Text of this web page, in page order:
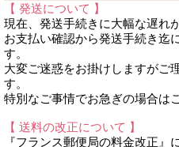
【 発送について 】
現在、発送手続きに大幅な遅れ
お支払い確認から発送手続き迄
す。
大変ご迷惑をお掛けしますがご
す。
特別なご事情でお急ぎの場合は
【 送料の改正について 】
『フランス郵便局の料金改正